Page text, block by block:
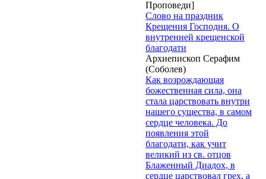
Проповеди]
Слово на праздник
Крещения Господня. О
внутренней крещенской
благодати
Архиепископ Серафим
(Соболев)
Как возрождающая
божественная сила, она
стала царствовать внутри
нашего существа, в самом
сердце человека. До
появления этой
благодати, как учит
великий из св. отцов
Блаженный Диадох, в
сердце царствовал грех, а